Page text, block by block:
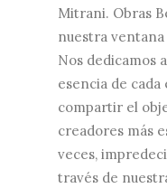
Mitrani. Obras
nuestra
Nos dedicamos
esencia de cada
compartir el
creadores más
veces,
través de